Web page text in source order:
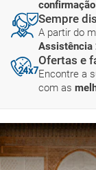
Sempre
A partir do
Ofertas e
Encontre a
com as